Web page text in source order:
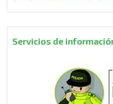
Servicios de